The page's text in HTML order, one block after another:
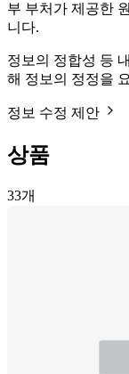
부 부처가 제공한
니다.
정보의 정합성 등
해 정보의 정정을
정보 수정 제안
상품
33개